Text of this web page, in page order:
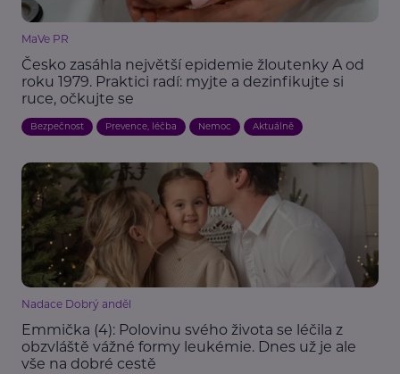
MaVe PR
Česko zasáhla největší epidemie žloutenky A od
roku 1979. Praktici radí: myjte a dezinfikujte si
ruce, očkujte se
Bezpečnost Prevence, léčba Nemoc Aktuálně
Nadace Dobrý anděl
Emmička (4): Polovinu svého života se léčila z
obzvláště vážné formy leukémie. Dnes už je ale
vše na dobré cestě